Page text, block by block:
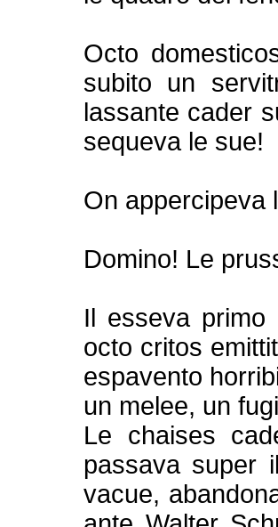
Octo
subito un
lassante cader
sequeva le sue!
On appercipeva
Domino! Le
Il esseva
octo critos
espavento
un melee, un
Le chaises
passava super
vacue,